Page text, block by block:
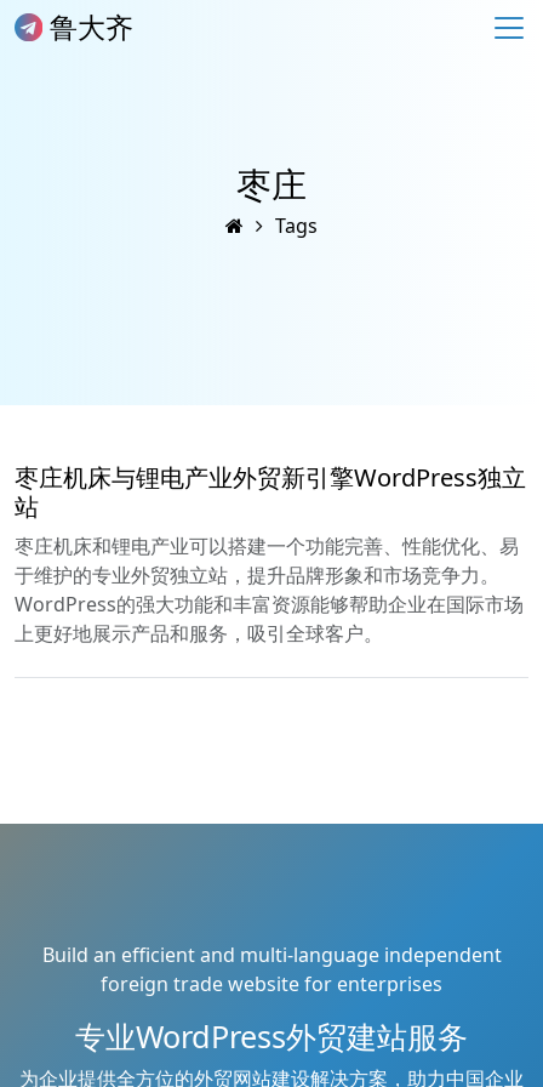
鲁大齐
枣庄
Tags
枣庄机床与锂电产业外贸新引擎WordPress独立
站
枣庄机床和锂电产业可以搭建一个功能完善、性能优化、易
于维护的专业外贸独立站，提升品牌形象和市场竞争力。
WordPress的强大功能和丰富资源能够帮助企业在国际市场
上更好地展示产品和服务，吸引全球客户。
Build an efficient and multi-language independent
foreign trade website for enterprises
专业WordPress外贸建站服务
为企业提供全方位的外贸网站建设解决方案，助力中国企业